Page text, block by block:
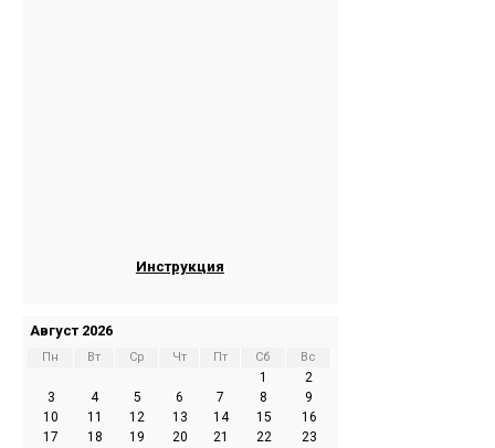
Инструкция
Август 2026
Пн Вт Ср Чт Пт Сб Вс
1
2
3
4 5 6 7 8
9
10
11 12 13 14 15
16
17
18 19 20 21 22
23